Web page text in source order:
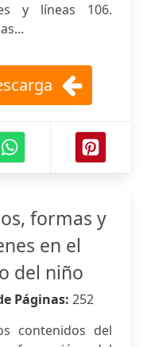
y líneas 106.
formas y
en el
del niño
Páginas: 252
contenidos del